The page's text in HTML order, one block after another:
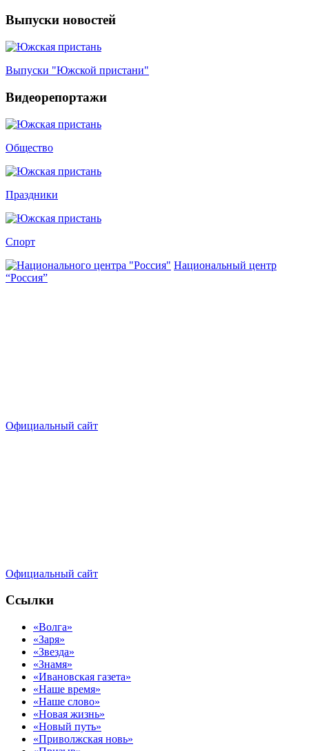
Выпуски новостей
Выпуски "Южской пристани"
Видеорепортажи
Общество
Праздники
Спорт
Национальный центр
“Россия”
Официальный сайт
Официальный сайт
Ссылки
«Волга»
«Заря»
«Звезда»
«Знамя»
«Ивановская газета»
«Наше время»
«Наше слово»
«Новая жизнь»
«Новый путь»
«Приволжская новь»